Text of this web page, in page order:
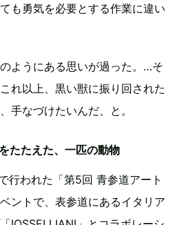
も勇気を必要とする作業に違い
ようにある思いが過った。…そ
れ以上、黒い獣に振り回された
手なづけたいんだ、と。
行われた「第5回 青参道アート
ントで、表参道にあるイタリア